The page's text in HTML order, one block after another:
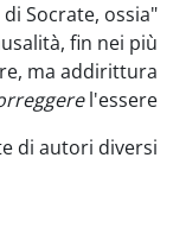
Socrate, ossia
fin nei più
ma addirittura
l'essere"
di autori diversi.